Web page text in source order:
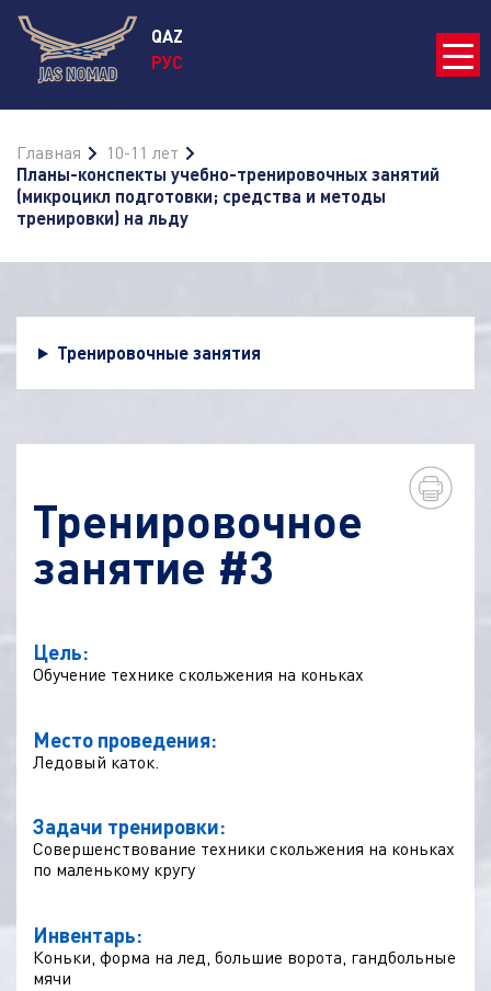
QAZ
РУС
Главная 10-11 лет
Планы-конспекты учебно-тренировочных занятий
(микроцикл подготовки; средства и методы
тренировки) на льду
Тренировочные занятия
Тренировочное
занятие #3
Цель:
Обучение технике скольжения на коньках
Место проведения:
Ледовый каток.
Задачи тренировки:
Совершенствование техники скольжения на коньках
по маленькому кругу
Инвентарь:
Коньки, форма на лед, большие ворота, гандбольные
мячи